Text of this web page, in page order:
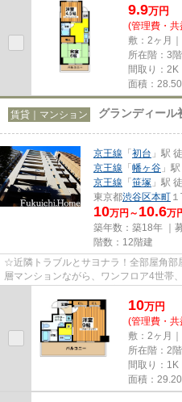
9.9万円
(管理費・共
敷：2ヶ月
所在階：3階
間取り：2K
面積：
賃貸｜マンション グランディール
京王線 「初台 」駅
京王線 「幡ヶ谷 」
京王線 「笹塚 」駅
東京都渋谷区本町
10万円～ 10.6万
築年数：築18年 ｜
階数：12階建
☆近隣トラブルとサヨナラ！全部屋角
層マンションながら、ワンフロア4世帯
小限に。騒音トラブルの心配も...
10万円
(管理費・
敷：2ヶ月
所在階：2階
間取り：1K
面積：